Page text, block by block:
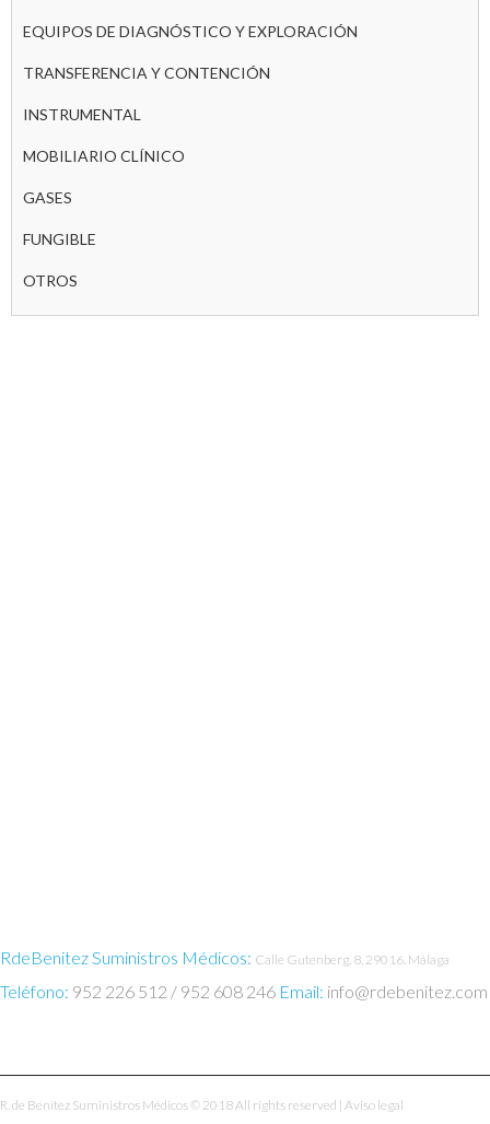
EQUIPOS DE DIAGNÓSTICO Y EXPLORACIÓN
TRANSFERENCIA Y CONTENCIÓN
INSTRUMENTAL
MOBILIARIO CLÍNICO
GASES
FUNGIBLE
OTROS
RdeBenitez Suministros Médicos: Calle Gutenberg, 8, 29016. Málaga
Teléfono: 952 226 512 / 952 608 246 Email: info@rdebenitez.com
R. de Benítez Suministros Médicos© 2018 All rights reserved | Aviso legal